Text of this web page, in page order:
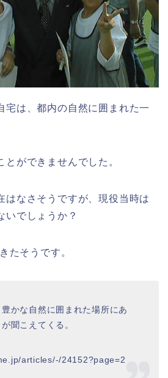
宅は、都内の自然に囲まれた一
ができませんでした。
はなさそうですが、現役当時は
いでしょうか？
たそうです。
かな自然に囲まれた場所にあ
聞こえてくる。
articles/-/24152?page=2